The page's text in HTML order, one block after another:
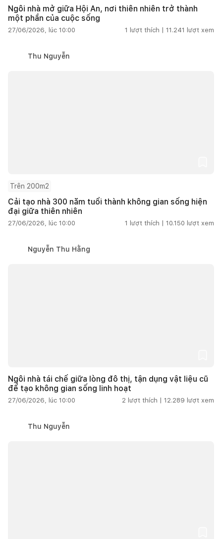
Ngôi nhà mở giữa Hội An, nơi thiên nhiên trở thành
một phần của cuộc sống
27/06/2026, lúc 10:00 1 lượt thích | 11.241 lượt xem
Thu Nguyễn
Trên 200m2
Cải tạo nhà 300 năm tuổi thành không gian sống hiện
đại giữa thiên nhiên
27/06/2026, lúc 10:00 1 lượt thích | 10.150 lượt xem
Nguyễn Thu Hằng
Ngôi nhà tái chế giữa lòng đô thị, tận dụng vật liệu cũ
để tạo không gian sống linh hoạt
27/06/2026, lúc 10:00 2 lượt thích | 12.289 lượt xem
Thu Nguyễn